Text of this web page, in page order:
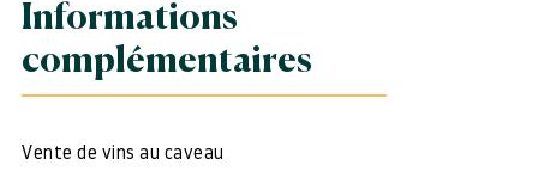
Informations
complémentaires
Vente de vins au caveau